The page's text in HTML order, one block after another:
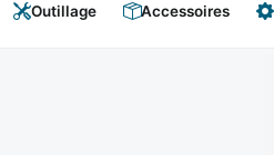
Outillage Accessoires